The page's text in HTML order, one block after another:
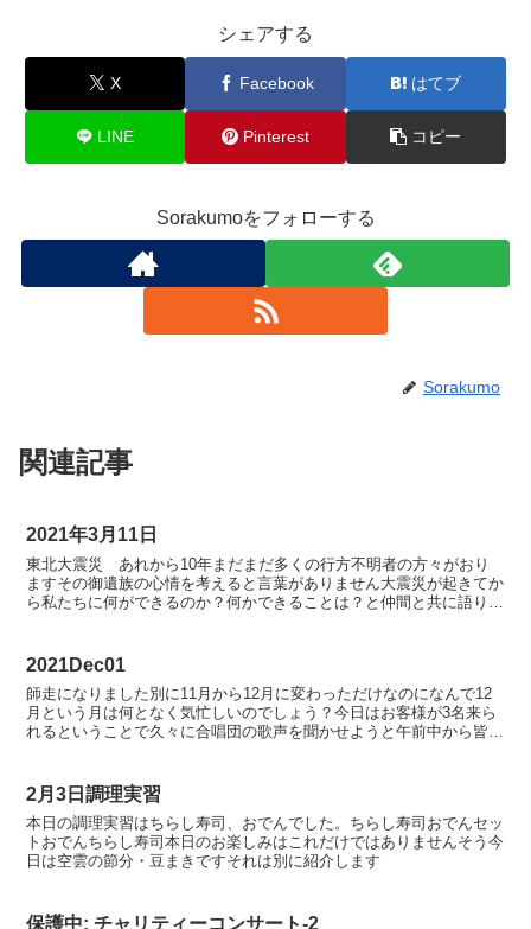
シェアする
X Facebook はてブ
LINE Pinterest コピー
Sorakumoをフォローする
Sorakumo
関連記事
2021年3月11日
東北大震災 あれから10年まだまだ多くの行方不明者の方々がおり
ますその御遺族の心情を考えると言葉がありません大震災が起きてか
ら私たちに何ができるのか？何かできることは？と仲間と共に語り合
2021Dec01
師走になりました別に11月から12月に変わっただけなのになんで12
月という月は何となく気忙しいのでしょう？今日はお客様が3名来ら
れるということで久々に合唱団の歌声を聞かせようと午前中から皆気
2月3日調理実習
本日の調理実習はちらし寿司、おでんでした。ちらし寿司おでんセッ
トおでんちらし寿司本日のお楽しみはこれだけではありませんそう今
日は空雲の節分・豆まきですそれは別に紹介します
保護中: チャリティーコンサート-2